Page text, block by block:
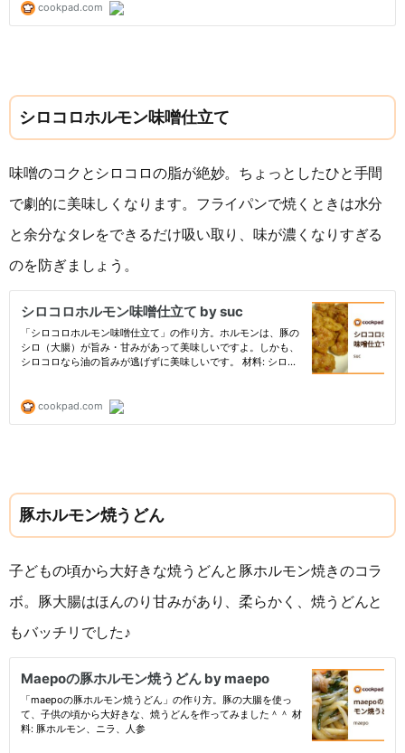
シロコロホルモン味噌仕立て
味噌のコクとシロコロの脂が絶妙。ちょっとしたひと手間
で劇的に美味しくなります。フライパンで焼くときは水分
と余分なタレをできるだけ吸い取り、味が濃くなりすぎる
のを防ぎましょう。
豚ホルモン焼うどん
子どもの頃から大好きな焼うどんと豚ホルモン焼きのコラ
ボ。豚大腸はほんのり甘みがあり、柔らかく、焼うどんと
もバッチリでした♪